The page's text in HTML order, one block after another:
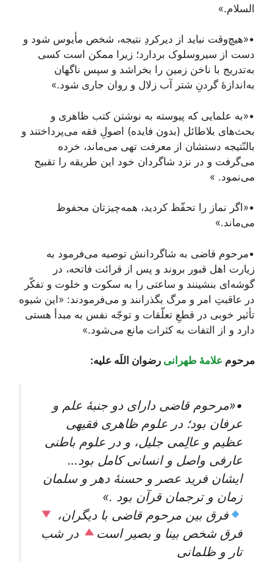
السلام.»
•«هیچ‌وقت نباید از دیرکردِ نتیجه، شخص مأیوس شود و
دست از سیروسلوک بردارد؛ زیرا ممکن است کسی
به‌تدریج با ناخن زمین را بخراشد و سپس ناگهان
به‌اندازۀ گردنِ شتر آب زلال و روان جاری شود.»
•«به علمایی که پیوسته به نوشتن کتب ظاهری و
بحث‌های بلاطائل (بدون فایده) اصولِ فقه می‌پرداختند و
بالنّتیجه دستشان از معرفت تهی می‌ماند، خرده
می‌گرفت و در نزد شاگردان خود این طریقه را تقبیح
می‌نمود. »
•«اگر نماز را تحفّظ کردید، همه‌چیزتان محفوظ
می‌ماند.»
•مرحوم قاضی به شاگردانش توصیه می‌فرمود به
زیارت اهل قبور بروند و پس از قرائت فاتحه، در
گوشه‌ای بنشینند و ساعتی را به سکوت و خلوت و تفکّر
در عاقبتِ امر و مرگ بگذرانند و می‌فرمودند: «این شیوه
تأثیر خوبی در قطعِ تعلّقات و توجّه نفس به مبدأ هستی
دارد و از التفات به کثرات مانع می‌شود.»
مرحوم علامۀ طهرانی رضوان اللَه علیه:
•«مرحوم قاضی دارای دو جنبۀ علم و
عرفان بود؛ در علوم ظاهری فقیهی
عظیم و عالِمی جلیل، و در علوم باطنی
عارفی واصل و انسانی کامل بود…
ایشان فرید عصر و حسنۀ دهر و سلمان
زمان و ترجمان قرآن بود .»
فرق بین مرحوم قاضی با دیگران،
فرق شخص بینا و بصیر است
در شب
تار و ظلمانی